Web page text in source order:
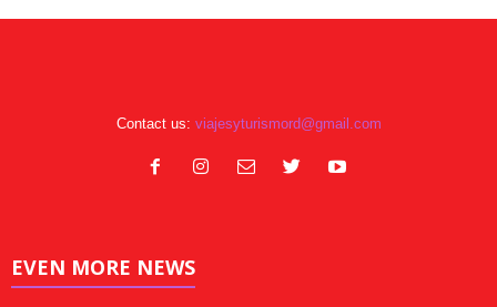
Contact us: viajesyturismord@gmail.com
EVEN MORE NEWS